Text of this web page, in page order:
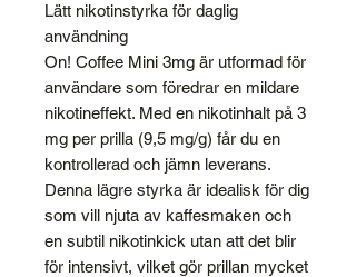
Lätt nikotinstyrka för daglig
användning
On! Coffee Mini 3mg är utformad för
användare som föredrar en mildare
nikotineffekt. Med en nikotinhalt på 3
mg per prilla (9,5 mg/g) får du en
kontrollerad och jämn leverans.
Denna lägre styrka är idealisk för dig
som vill njuta av kaffesmaken och
en subtil nikotinkick utan att det blir
för intensivt, vilket gör prillan mycket